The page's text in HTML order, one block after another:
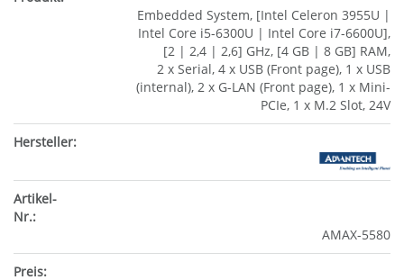
Embedded System, [Intel Celeron 3955U |
Intel Core i5-6300U | Intel Core i7-6600U],
[2 | 2,4 | 2,6] GHz, [4 GB | 8 GB] RAM,
2 x Serial, 4 x USB (Front page), 1 x USB
(internal), 2 x G-LAN (Front page), 1 x Mini-
PCIe, 1 x M.2 Slot, 24V
AMAX-5580